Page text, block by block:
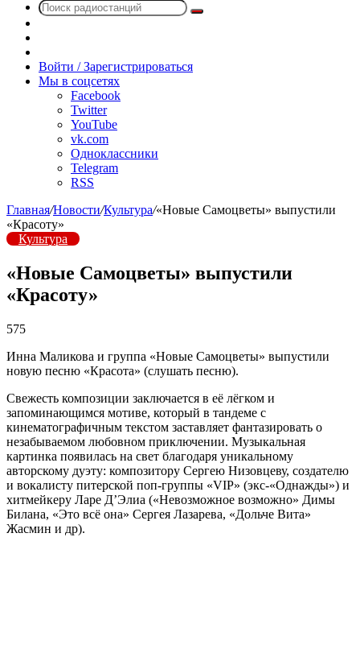
Поиск
радио
Войти / Зарегистрироваться
Мы в соцсетях
Facebook
Twitter
YouTube
vk.com
Одноклассники
Telegram
RSS
Главная/Новости/Культура/«Новые Самоцветы» выпустили
«Красоту»
Культура
«Новые Самоцветы» выпустили
«Красоту»
575
Инна Маликова и группа «Новые Самоцветы» выпустили
новую песню «Красота» (слушать песню).
Свежесть композиции заключается в её лёгком и
запоминающимся мотиве, который в тандеме с
кинематографичным текстом заставляет фантазировать о
незабываемом любовном приключении. Музыкальная
картинка появилась на свет благодаря уникальному
авторскому дуэту: композитору Сергею Низовцеву, создателю
и вокалисту питерской поп-группы «VIP» (экс-«Однажды») и
хитмейкеру Ларе Д’Элиа («Невозможное возможно» Димы
Билана, «Это всё она» Сергея Лазарева, «Дольче Вита»
Жасмин и др).